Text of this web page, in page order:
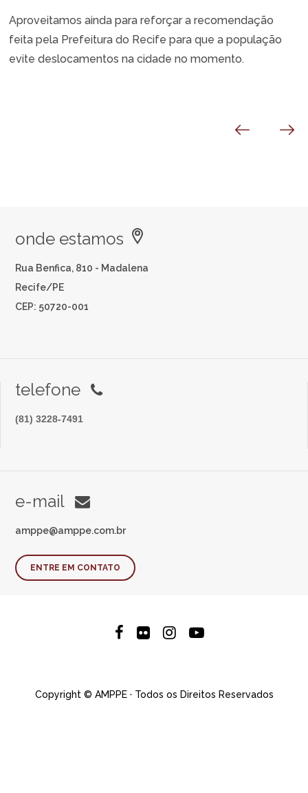
Aproveitamos ainda para reforçar a recomendação
feita pela Prefeitura do Recife para que a população
evite deslocamentos na cidade no momento.
onde estamos
Rua Benfica, 810 - Madalena
Recife/PE
CEP: 50720-001
telefone
(81) 3228-7491
e-mail
amppe@amppe.com.br
ENTRE EM CONTATO
Copyright © AMPPE · Todos os Direitos Reservados